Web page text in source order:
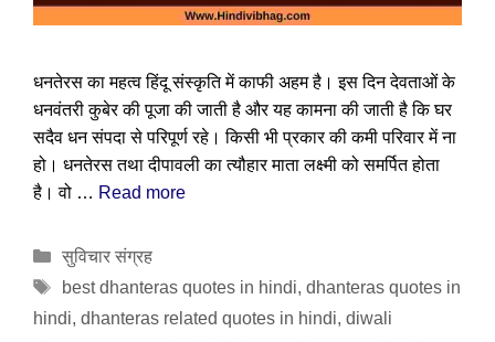
धनतेरस का महत्व हिंदू संस्कृति में काफी अहम है। इस दिन देवताओं के
धनवंतरी कुबेर की पूजा की जाती है और यह कामना की जाती है कि घर
सदैव धन संपदा से परिपूर्ण रहे। किसी भी प्रकार की कमी परिवार में ना
हो। धनतेरस तथा दीपावली का त्यौहार माता लक्ष्मी को समर्पित होता
है। वो … Read more
Categories
सुविचार संग्रह
Tags
best dhanteras quotes in hindi, dhanteras quotes in
hindi, dhanteras related quotes in hindi, diwali